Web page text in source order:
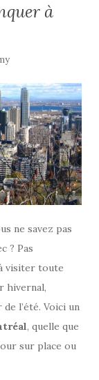
à
ne savez pas
? Pas
visiter toute
hivernal,
l’été. Voici un
, quelle que
sur place ou